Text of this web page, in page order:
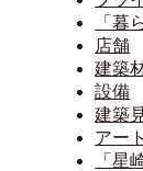
「暮
店舗
建築
設備
建築
アート
「星